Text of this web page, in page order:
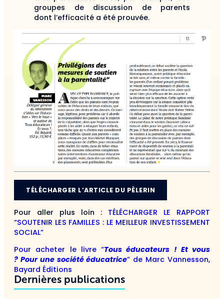
groupes de discussion de parents
dont l’efficacité a été prouvée.
TÉLÉCHARGER L’ARTICLE DU PÈLERIN
Pour aller plus loin : TÉLÉCHARGER LE RAPPORT
“SOUTENIR LES FAMILLES : LE MEILLEUR INVESTISSEMENT
SOCIAL”
Pour acheter le livre “Tous éducateurs ! Et vous
? Pour une société éducatrice” de Marc Vannesson,
Bayard Éditions
Dernières publications